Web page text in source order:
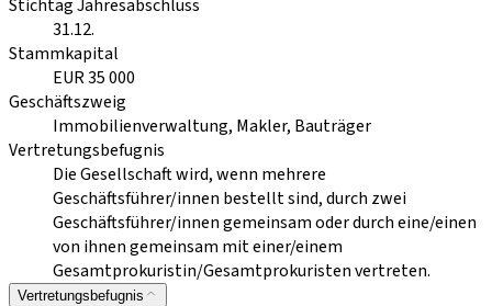
Stichtag Jahresabschluss
31.12.
Stammkapital
EUR 35 000
Geschäftszweig
Immobilienverwaltung, Makler, Bauträger
Vertretungsbefugnis
Die Gesellschaft wird, wenn mehrere
Geschäftsführer/innen bestellt sind, durch zwei
Geschäftsführer/innen gemeinsam oder durch eine/einen
von ihnen gemeinsam mit einer/einem
Gesamtprokuristin/Gesamtprokuristen vertreten.
Vertretungsbefugnis